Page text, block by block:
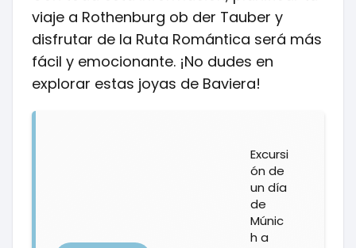
viaje a Rothenburg ob der Tauber y
disfrutar de la Ruta Romántica será más
fácil y emocionante. ¡No dudes en
explorar estas joyas de Baviera!
Excursi
ón de
un día
de
Múnic
h a